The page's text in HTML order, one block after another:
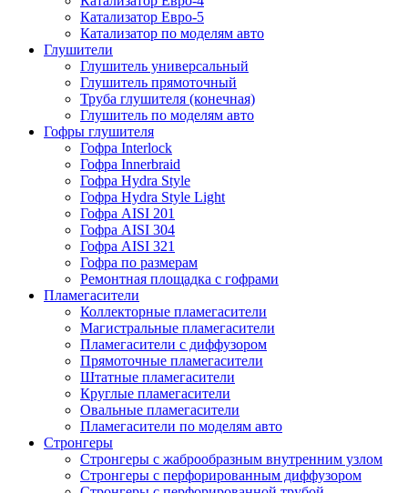
Катализатор Евро-5
Катализатор по моделям авто
Глушители
Глушитель универсальный
Глушитель прямоточный
Труба глушителя (конечная)
Глушитель по моделям авто
Гофры глушителя
Гофра Interlock
Гофра Innerbraid
Гофра Hydra Style
Гофра Hydra Style Light
Гофра AISI 201
Гофра AISI 304
Гофра AISI 321
Гофра по размерам
Ремонтная площадка с гофрами
Пламегасители
Коллекторные пламегасители
Магистральные пламегасители
Пламегасители с диффузором
Прямоточные пламегасители
Штатные пламегасители
Круглые пламегасители
Овальные пламегасители
Пламегасители по моделям авто
Стронгеры
Стронгеры с жаброобразным внутренним узлом
Стронгеры с перфорированным диффузором